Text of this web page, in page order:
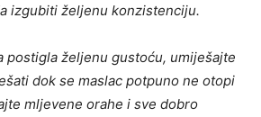
izgubiti željenu konzistenciju.
postigla željenu gustoću, umiješajte
dok se maslac potpuno ne otopi
mljevene orahe i sve dobro